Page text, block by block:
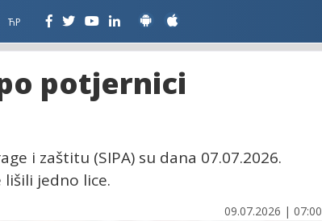
ЋР
potjernici
i zaštitu (SIPA) su dana 07.07.2026.
jedno lice.
09.07.2026 | 07:00